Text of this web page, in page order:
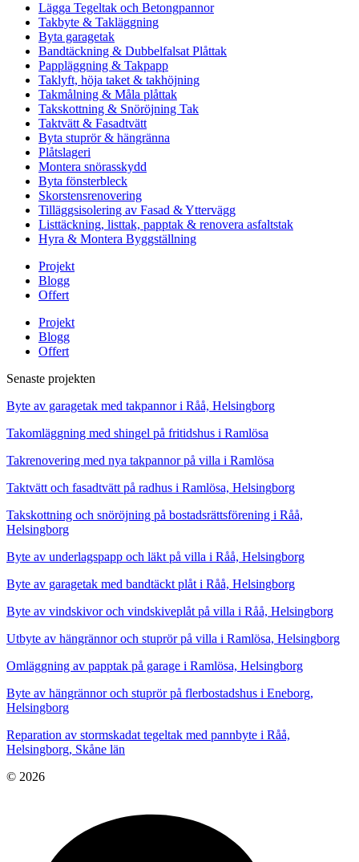
Lägga Tegeltak och Betongpannor
Takbyte & Takläggning
Byta garagetak
Bandtäckning & Dubbelfalsat Plåttak
Pappläggning & Takpapp
Taklyft, höja taket & takhöjning
Takmålning & Måla plåttak
Takskottning & Snöröjning Tak
Taktvätt & Fasadtvätt
Byta stuprör & hängränna
Plåtslageri
Montera snörasskydd
Byta fönsterbleck
Skorstensrenovering
Tilläggsisolering av Fasad & Yttervägg
Listtäckning, listtak, papptak & renovera asfaltstak
Hyra & Montera Byggställning
Projekt
Blogg
Offert
Projekt
Blogg
Offert
Senaste projekten
Byte av garagetak med takpannor i Råå, Helsingborg
Takomläggning med shingel på fritidshus i Ramlösa
Takrenovering med nya takpannor på villa i Ramlösa
Taktvätt och fasadtvätt på radhus i Ramlösa, Helsingborg
Takskottning och snöröjning på bostadsrättsförening i Råå,
Helsingborg
Byte av underlagspapp och läkt på villa i Råå, Helsingborg
Byte av garagetak med bandtäckt plåt i Råå, Helsingborg
Byte av vindskivor och vindskiveplåt på villa i Råå, Helsingborg
Utbyte av hängrännor och stuprör på villa i Ramlösa, Helsingborg
Omläggning av papptak på garage i Ramlösa, Helsingborg
Byte av hängrännor och stuprör på flerbostadshus i Eneborg,
Helsingborg
Reparation av stormskadat tegeltak med pannbyte i Råå,
Helsingborg, Skåne län
© 2026